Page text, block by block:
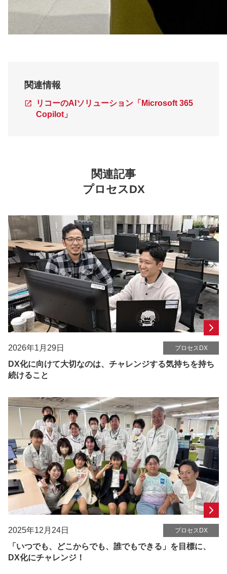
関連情報
リコーのAIソリューション「Microsoft 365
Copilot」
関連記事
プロセスDX
DX化に向けて大切なのは、チャレンジする気持ちを持ち
続けること
2026年1月29日 プロセスDX
「いつでも、どこからでも、誰でもできる」を目標に、
DX化にチャレンジ！
2025年12月24日 プロセスDX